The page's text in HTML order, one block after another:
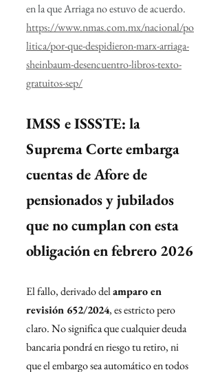
en la que Arriaga no estuvo de acuerdo.
https://www.nmas.com.mx/nacional/po
litica/por-que-despidieron-marx-arriaga-
sheinbaum-desencuentro-libros-texto-
gratuitos-sep/
IMSS e ISSSTE: la
Suprema Corte embarga
cuentas de Afore de
pensionados y jubilados
que no cumplan con esta
obligación en febrero 2026
El fallo, derivado del amparo en
revisión 652/2024, es estricto pero
claro. No significa que cualquier deuda
bancaria pondrá en riesgo tu retiro, ni
que el embargo sea automático en todos